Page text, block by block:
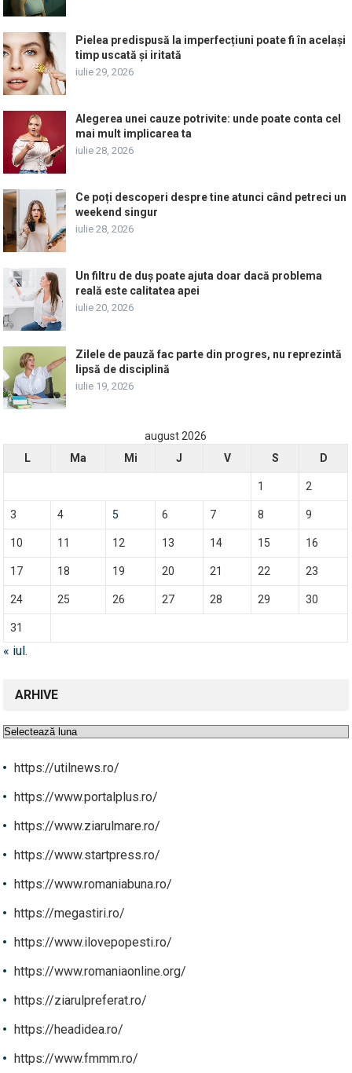
Pielea predispusă la imperfecțiuni poate fi în același
timp uscată și iritată
iulie 29, 2026
Alegerea unei cauze potrivite: unde poate conta cel
mai mult implicarea ta
iulie 28, 2026
Ce poți descoperi despre tine atunci când petreci un
weekend singur
iulie 28, 2026
Un filtru de duș poate ajuta doar dacă problema
reală este calitatea apei
iulie 20, 2026
Zilele de pauză fac parte din progres, nu reprezintă
lipsă de disciplină
iulie 19, 2026
august 2026
L
Ma Mi J V S D
1 2
3 4 5 6 7 8 9
10 11 12 13 14 15 16
17 18 19 20 21 22 23
24 25 26 27 28 29 30
31
« iul.
ARHIVE
Arhive
https://utilnews.ro/
https://www.portalplus.ro/
https://www.ziarulmare.ro/
https://www.startpress.ro/
https://www.romaniabuna.ro/
https://megastiri.ro/
https://www.ilovepopesti.ro/
https://www.romaniaonline.org/
https://ziarulpreferat.ro/
https://headidea.ro/
https://www.fmmm.ro/